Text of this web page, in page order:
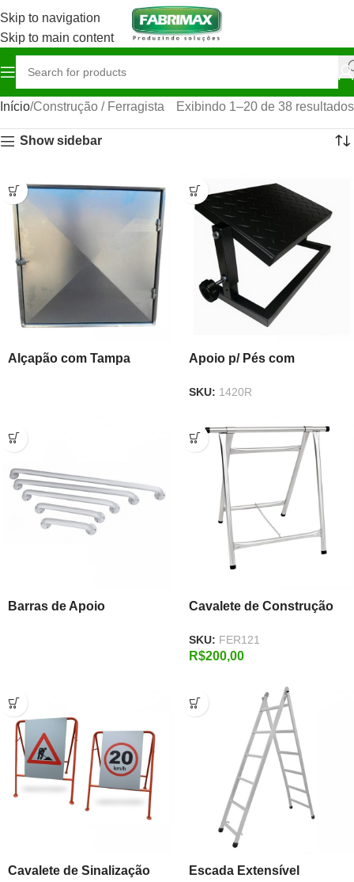
Skip to navigation
Skip to main content
Início Construção / Ferragista Exibindo 1–20 de 38 resultados
Show sidebar
Alçapão com Tampa
Apoio p/ Pés com
SKU: 1420R
Barras de Apoio
Cavalete de Construção
m x 92 cm
SKU: FER121
R$200,00
Cavalete de Sinalização
Escada Extensível